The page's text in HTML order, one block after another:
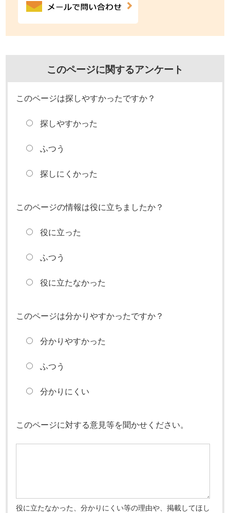
このページに関するアンケート
このページは探しやすかったですか？
探しやすかった
ふつう
探しにくかった
このページの情報は役に立ちましたか？
役に立った
ふつう
役に立たなかった
このページは分かりやすかったですか？
分かりやすかった
ふつう
分かりにくい
このページに対する意見等を聞かせください。
役に立たなかった、分かりにくい等の理由や、掲載してほし